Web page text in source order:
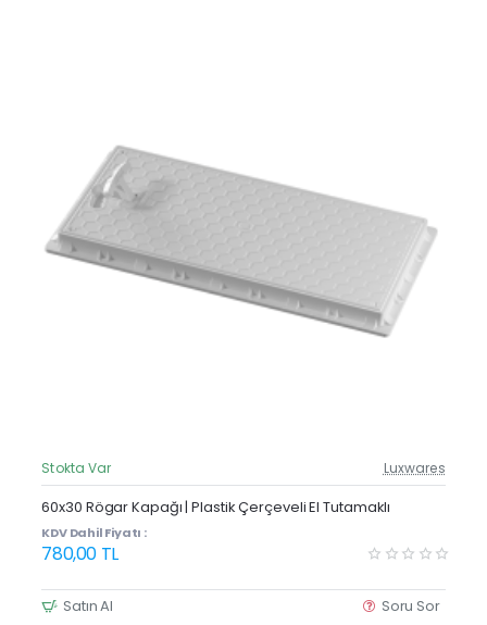
Güncel Fiyat
Stokta Var Luxwares
60x30 Rögar Kapağı | Plastik Çerçeveli El Tutamaklı
KDV Dahil Fiyatı :
780,00 TL
Satın Al Soru Sor